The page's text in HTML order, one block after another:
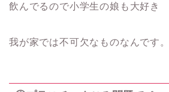
飲んでるので小学生の娘も大好き
我が家では不可欠なものなんです。